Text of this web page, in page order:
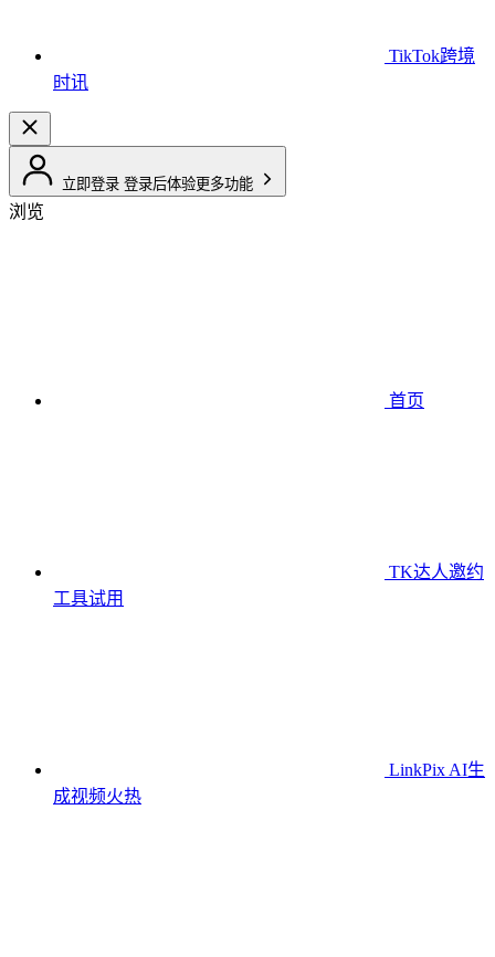
TikTok跨境
时讯
立即登录 登录后体验更多功能
浏览
首页
TK达人邀约
工具试用
LinkPix AI生
成视频火热